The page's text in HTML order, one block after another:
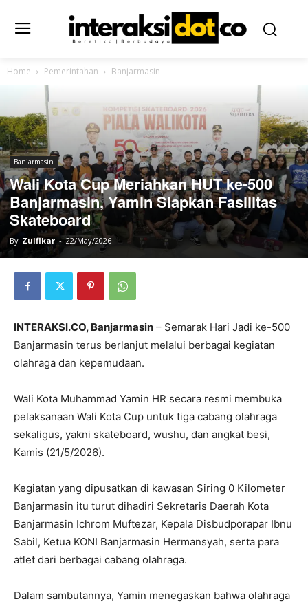
Home Pemerintahan Banjarmasin
Banjarmasin
Wali Kota Cup Meriahkan HUT ke-500
Banjarmasin, Yamin Siapkan Fasilitas
Skateboard
By Zulfikar - 22/May/2026
INTERAKSI.CO, Banjarmasin – Semarak Hari Jadi ke-500
Banjarmasin terus berlanjut melalui berbagai kegiatan
olahraga dan kepemudaan.
Wali Kota Muhammad Yamin HR secara resmi membuka
pelaksanaan Wali Kota Cup untuk tiga cabang olahraga
sekaligus, yakni skateboard, wushu, dan angkat besi,
Kamis (21/5/2026).
Kegiatan yang dipusatkan di kawasan Siring 0 Kilometer
Banjarmasin itu turut dihadiri Sekretaris Daerah Kota
Banjarmasin Ichrom Muftezar, Kepala Disbudporapar Ibnu
Sabil, Ketua KONI Banjarmasin Hermansyah, serta para
atlet dari berbagai cabang olahraga.
Dalam sambutannya, Yamin menegaskan bahwa olahraga